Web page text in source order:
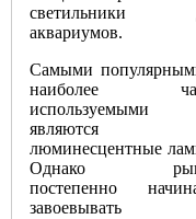
светильники
аквариумов.
Самыми
наиболее
используемыми
являются
люминесцентные
Однако
постепенно
завоевывать